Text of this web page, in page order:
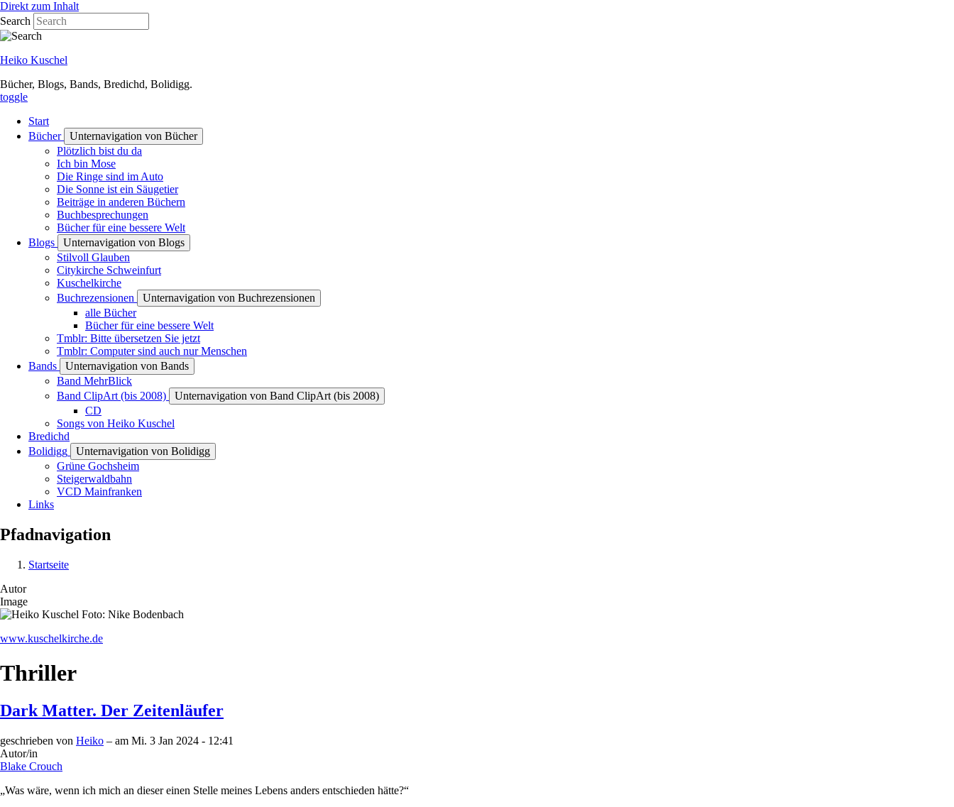
Direkt zum Inhalt
Search
Heiko Kuschel
Bücher, Blogs, Bands, Bredichd, Bolidigg.
toggle
Start
Bücher
Unternavigation von Bücher
Plötzlich bist du da
Ich bin Mose
Die Ringe sind im Auto
Die Sonne ist ein Säugetier
Beiträge in anderen Büchern
Buchbesprechungen
Bücher für eine bessere Welt
Blogs
Unternavigation von Blogs
Stilvoll Glauben
Citykirche Schweinfurt
Kuschelkirche
Buchrezensionen
Unternavigation von Buchrezensionen
alle Bücher
Bücher für eine bessere Welt
Tmblr: Bitte übersetzen Sie jetzt
Tmblr: Computer sind auch nur Menschen
Bands
Unternavigation von Bands
Band MehrBlick
Band ClipArt (bis 2008)
Unternavigation von Band ClipArt (bis 2008)
CD
Songs von Heiko Kuschel
Bredichd
Bolidigg
Unternavigation von Bolidigg
Grüne Gochsheim
Steigerwaldbahn
VCD Mainfranken
Links
Pfadnavigation
Startseite
Autor
Image
www.kuschelkirche.de
Thriller
Dark Matter. Der Zeitenläufer
geschrieben von Heiko – am Mi. 3 Jan 2024 - 12:41
Autor/in
Blake Crouch
„Was wäre, wenn ich mich an dieser einen Stelle meines Lebens anders entschieden hätte?“